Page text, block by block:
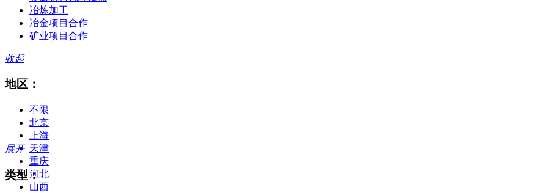
冶炼加工
冶金项目合作
矿业项目合作
收起
地区：
不限
北京
上海
天津
重庆
河北
山西
展开
类型：